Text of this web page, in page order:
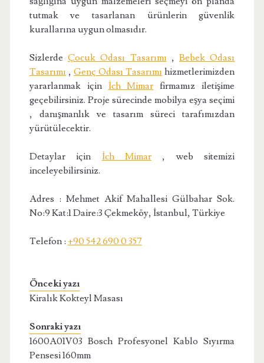
tutmak ve tasarlanan ürünlerin güvenlik
kurallarına uygun olmasıdır.
SizlerdeÇocuk Odası Tasarımı ,Bebek Odası
Tasarımı , Genç Odası Tasarımı hizmetlerimizden
yararlanmak için İch Mimar firmamız iletişime
geçebilirsiniz. Proje sürecinde mobilya eşya seçimi
, danışmanlık ve tasarım süreci tarafımızdan
yürütülecektir.
Detaylar için İch Mimar , web sitemizi
inceleyebilirsiniz.
Adres : Mehmet Akif Mahallesi Gülbahar Sok.
No:9 Kat:1 Daire:3 Çekmeköy, İstanbul, Türkiye
Telefon : +90 542 690 0 357
Önceki yazı
Kiralık Kokteyl Masası
Sonraki yazı
1600A01V03 Bosch Profesyonel Kablo Sıyırma
Pensesi 160mm